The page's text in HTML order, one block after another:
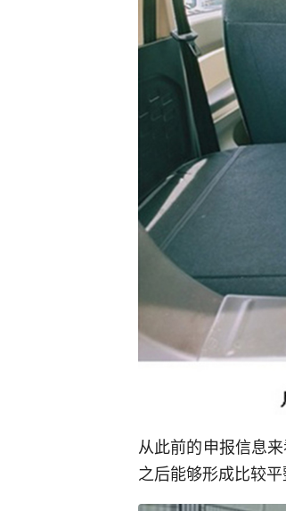
从此前的申报信息
之后能够形成比较平